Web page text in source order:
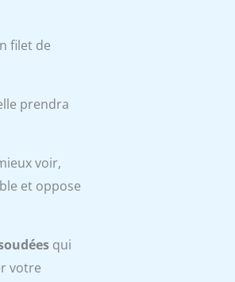
filet de
prendra
voir,
et oppose
qui
votre